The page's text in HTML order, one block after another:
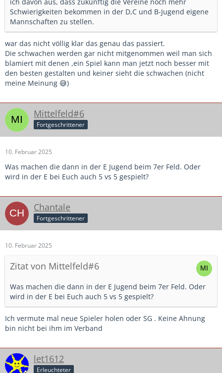
Schwierigkeiten bekommen in der D,C und B-Jugend eigene
Mannschaften zu stellen.
war das nicht völlig klar das genau das passiert.
Die schwachen werden gar nicht mitgenommen weil man sich
blamiert mit denen ,ein Spiel kann man jetzt noch besser mit
den besten gestalten und keiner sieht die schwachen (nicht
meine Meinung 😅)
Mittelfeld#6
Fortgeschrittener
10. Februar 2025
Was machen die dann in der E Jugend beim 7er Feld. Oder
wird in der E bei Euch auch 5 vs 5 gespielt?
Chantale
Fortgeschrittener
10. Februar 2025
Zitat von Mittelfeld#6
Was machen die dann in der E Jugend beim 7er Feld. Oder
wird in der E bei Euch auch 5 vs 5 gespielt?
Ich vermute mal neue Spieler holen oder SG . Keine Ahnung
bin nicht bei ihm im Verband
let1612
Erleuchteter